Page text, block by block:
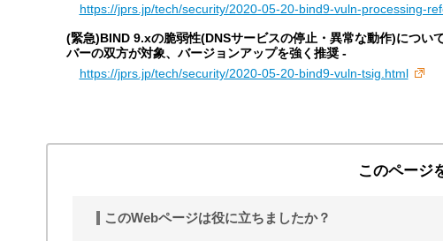
https://jprs.jp/tech/security/2020-05-20-bind9-vuln-processing-
(緊急)BIND 9.xの脆弱性(DNSサービスの停止・異常な動作)につ
バーの双方が対象、バージョンアップを強く推奨 -
https://jprs.jp/tech/security/2020-05-20-bind9-vuln-tsig.html
このページ
このWebページは役に立ちましたか？